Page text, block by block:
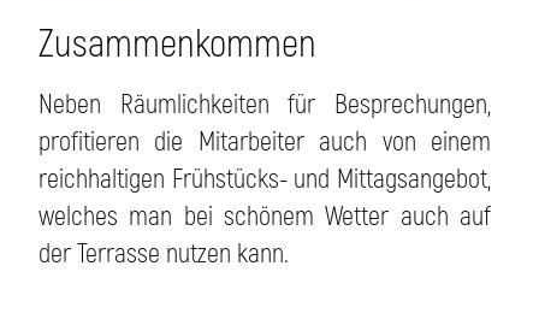
Zusammenkommen
Neben Räumlichkeiten für Besprechungen,
profitieren die Mitarbeiter auch von einem
reichhaltigen Frühstücks- und Mittagsangebot,
welches man bei schönem Wetter auch auf
der Terrasse nutzen kann.